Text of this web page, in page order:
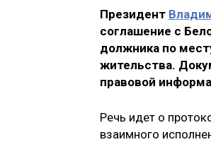
Президент
соглашение с
должника по
жительства.
правовой
Речь идет о
взаимного